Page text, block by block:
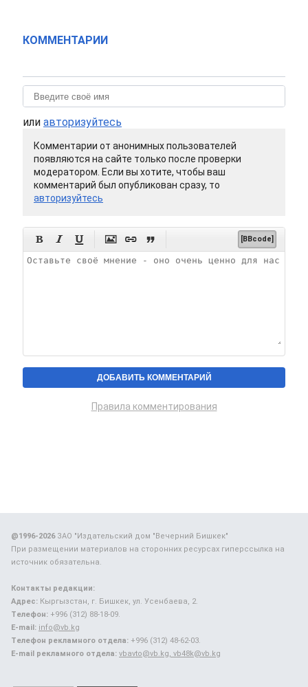
КОММЕНТАРИИ
или авторизуйтесь
Комментарии от анонимных пользователей
появляются на сайте только после проверки
модератором. Если вы хотите, чтобы ваш
комментарий был опубликован сразу, то
авторизуйтесь
      [BBcode]
Правила комментирования
@1996-2026ЗАО "Издательский дом "Вечерний Бишкек"
При размещении материалов на сторонних ресурсах гиперссылка на
источник обязательна.
Контакты редакции:
Адрес: Кыргызстан, г. Бишкек, ул. Усенбаева, 2.
Телефон: +996 (312) 88-18-09.
E-mail: info@vb.kg
Телефон рекламного отдела: +996 (312) 48-62-03.
E-mail рекламного отдела: vbavto@vb.kg, vb48k@vb.kg